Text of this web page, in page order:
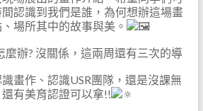
認識到我們是誰，為何想辦這場畫
場所其中的故事與美。
麼辦? 沒關係，這兩周還有三次的導
畫作、認識USR團隊，還是沒課無
有美育認證可以拿!!